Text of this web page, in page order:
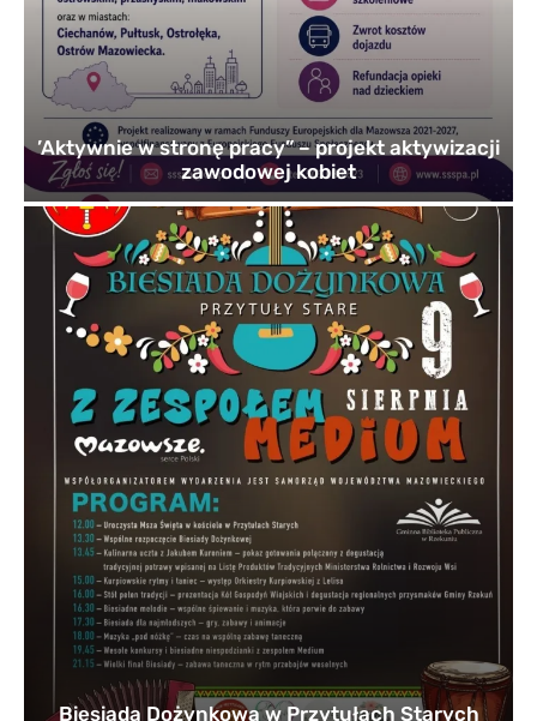
’Aktywnie w stronę pracy” – projekt aktywizacji
zawodowej kobiet
Biesiada Dożynkowa w Przytułach Starych